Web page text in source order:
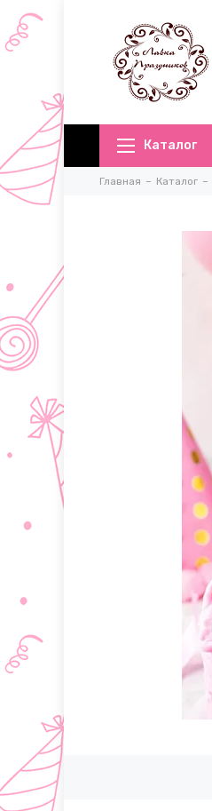
Каталог
Главная Каталог